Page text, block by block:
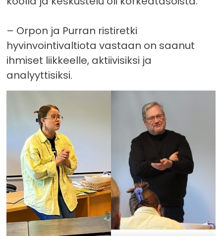
– Orpon ja Purran ristiretki
hyvinvointivaltiota vastaan on saanut
ihmiset liikkeelle, aktiivisiksi ja
analyyttisiksi.